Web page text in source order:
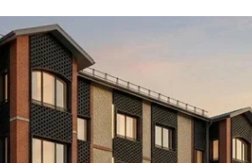
небольших семей;
больших семей.